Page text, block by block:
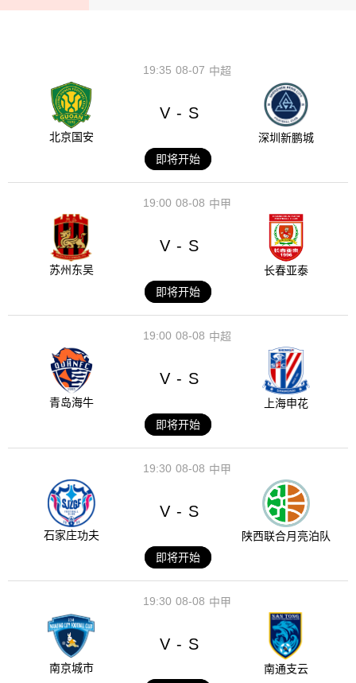
08-07
19:35 中超
北京国安
V - S
深圳新鹏城
即将开始
08-08
19:00 中甲
苏州东吴
V - S
长春亚泰
即将开始
08-08
19:00 中超
青岛海牛
V - S
上海申花
即将开始
08-08
19:30 中甲
石家庄功夫
V - S
陕西联合月亮泊队
即将开始
08-08
19:30 中甲
南京城市
V - S
南通支云